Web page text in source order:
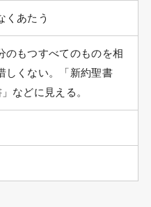
くあたう
のもつすべてのものを相
しくない。「新約聖書
などに見える。